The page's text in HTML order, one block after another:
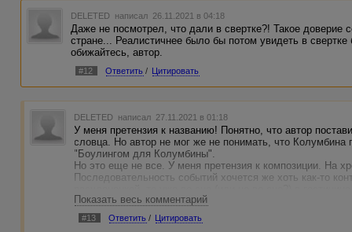
DELETED написал 26.11.2021 в 04:18
Даже не посмотрел, что дали в свертке?! Такое доверие
стране... Реалистичнее было бы потом увидеть в
обижайтесь, автор.
#12 Ответить / Цитировать
DELETED написал 27.11.2021 в 01:18
У меня претензия к названию! Понятно, что автор
словца. Но автор не мог же не понимать, что Колумбина
"Боулингом для Колумбины".
Но это еще не все. У меня претензия к композиции. На
Последовательность событий хочется же хоть как-то
получился: нет, я лучше назад, нет, я лучше вперед.
Но и это еще не все. У меня претензия к главному
свою Колумбину за колечко?
Показать весь комментарий
#13 Ответить / Цитировать